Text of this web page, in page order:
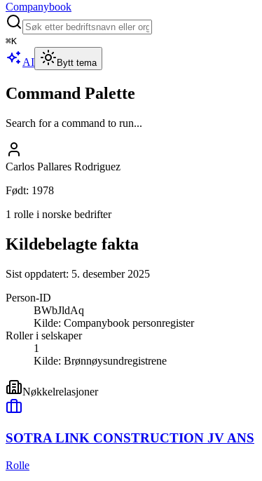
Companybook
⌘K
AI Bytt tema
Command Palette
Search for a command to run...
Carlos Pallares Rodriguez
Født: 1978
1 rolle i norske bedrifter
Kildebelagte fakta
Sist oppdatert: 5. desember 2025
Person-ID
BWbJldAq
Kilde: Companybook personregister
Roller i selskaper
1
Kilde: Brønnøysundregistrene
Nøkkelrelasjoner
SOTRA LINK CONSTRUCTION JV ANS
Rolle